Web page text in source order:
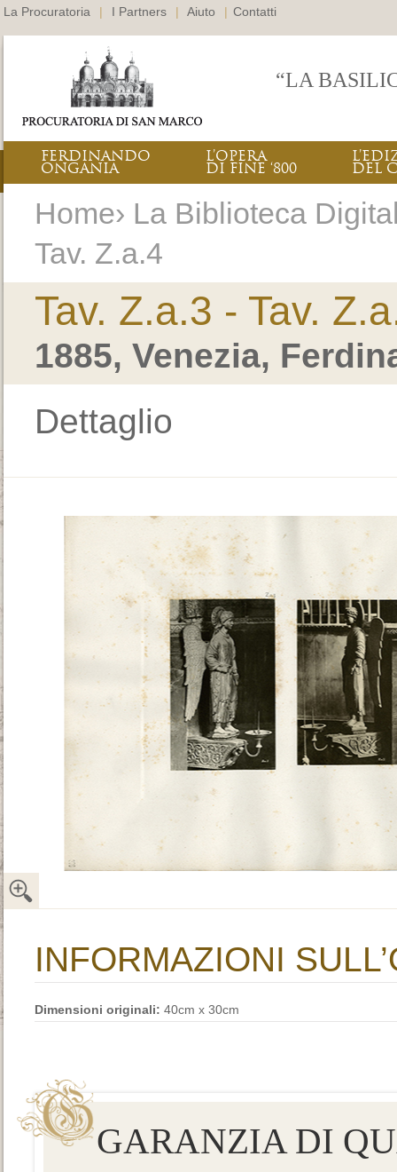
La Procuratoria | I Partners | Aiuto | Contatti
“LA
FERDINANDO
ONGANIA
L’OPERA
DI FINE ‘800 DEL
Home› La Biblioteca
Tav. Z.a.4
Tav. Z.a.3 - Tav.
1885, Venezia,
Dettaglio
INFORMAZIONI
Dimensioni originali: 40cm x 30cm
GARANZIA DI